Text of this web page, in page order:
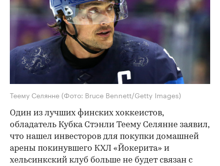
Теему Селянне (Фото: Bruce Bennett/Getty Images)
Один из лучших финских хоккеистов,
обладатель Кубка Стэнли Теему Селянне заявил,
что нашел инвесторов для покупки домашней
арены покинувшего КХЛ «Йокерита» и
хельсинкский клуб больше не будет связан с